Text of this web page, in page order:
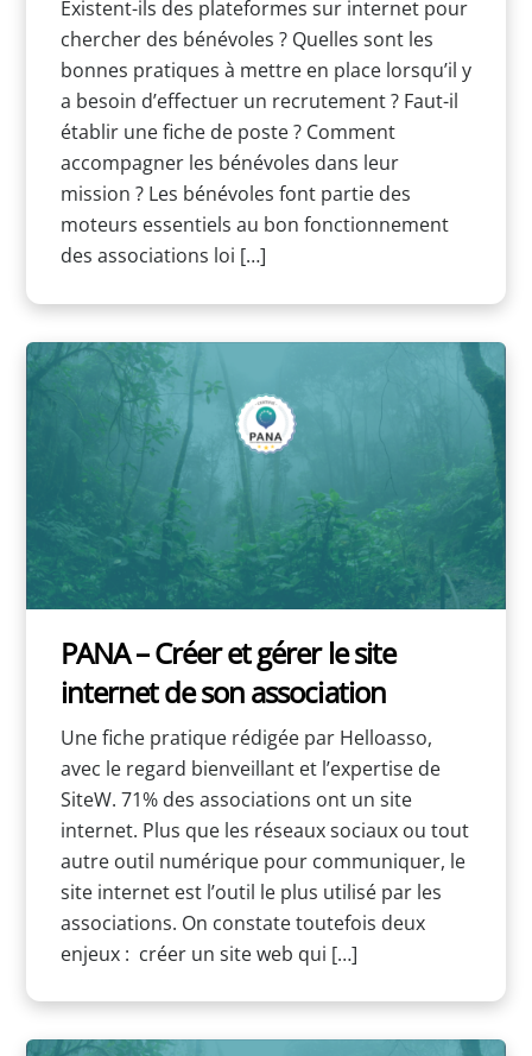
Existent-ils des plateformes sur internet pour
chercher des bénévoles ? Quelles sont les
bonnes pratiques à mettre en place lorsqu’il y
a besoin d’effectuer un recrutement ? Faut-il
établir une fiche de poste ? Comment
accompagner les bénévoles dans leur
mission ? Les bénévoles font partie des
moteurs essentiels au bon fonctionnement
des associations loi […]
PANA – Créer et gérer le site
internet de son association
Une fiche pratique rédigée par Helloasso,
avec le regard bienveillant et l’expertise de
SiteW. 71% des associations ont un site
internet. Plus que les réseaux sociaux ou tout
autre outil numérique pour communiquer, le
site internet est l’outil le plus utilisé par les
associations. On constate toutefois deux
enjeux : créer un site web qui […]